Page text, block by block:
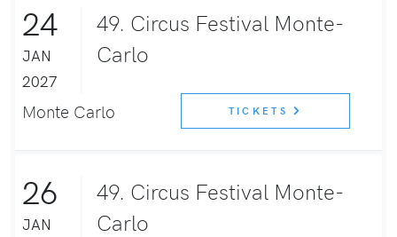
24
JAN
2027
49. Circus Festival Monte-
Carlo
Monte Carlo TICKETS
26
JAN
49. Circus Festival Monte-
Carlo